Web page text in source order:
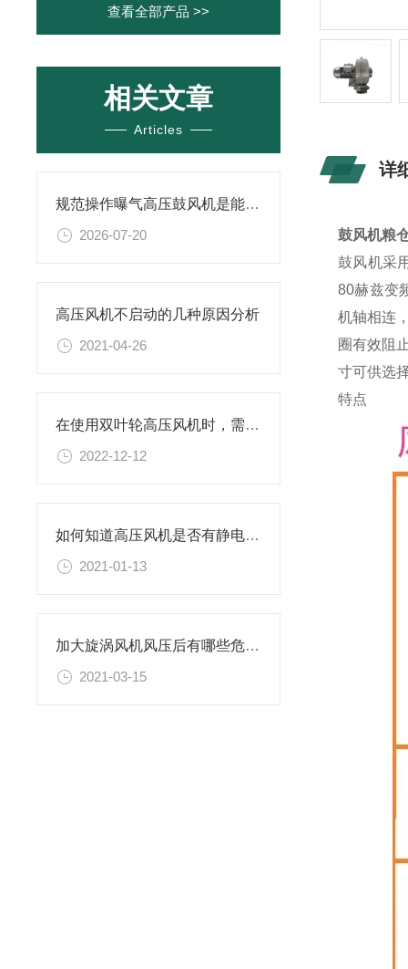
查看全部产品 >>
相关文章
Articles
规范操作曝气高压鼓风机是能保障供气质量的关键
2026-07-20
高压风机不启动的几种原因分析
2021-04-26
在使用双叶轮高压风机时，需要注意哪些问题
2022-12-12
如何知道高压风机是否有静电存有？
2021-01-13
加大旋涡风机风压后有哪些危害？根管道长短有关系吗？
2021-03-15
详
鼓风机粮
鼓风机采
80赫兹变
机轴相连
圈有效阻
寸可供选
特点